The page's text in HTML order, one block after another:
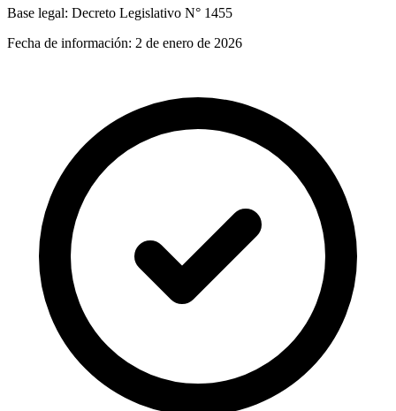
Base legal: Decreto Legislativo N° 1455
Fecha de información: 2 de enero de 2026